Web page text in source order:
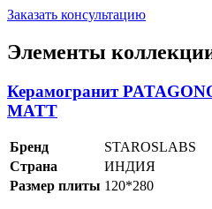
Заказать консультацию
Элементы
Керамогранит
MATT
Бренд
STAROSLABS
Страна
ИНДИЯ
Размер плиты 120*280